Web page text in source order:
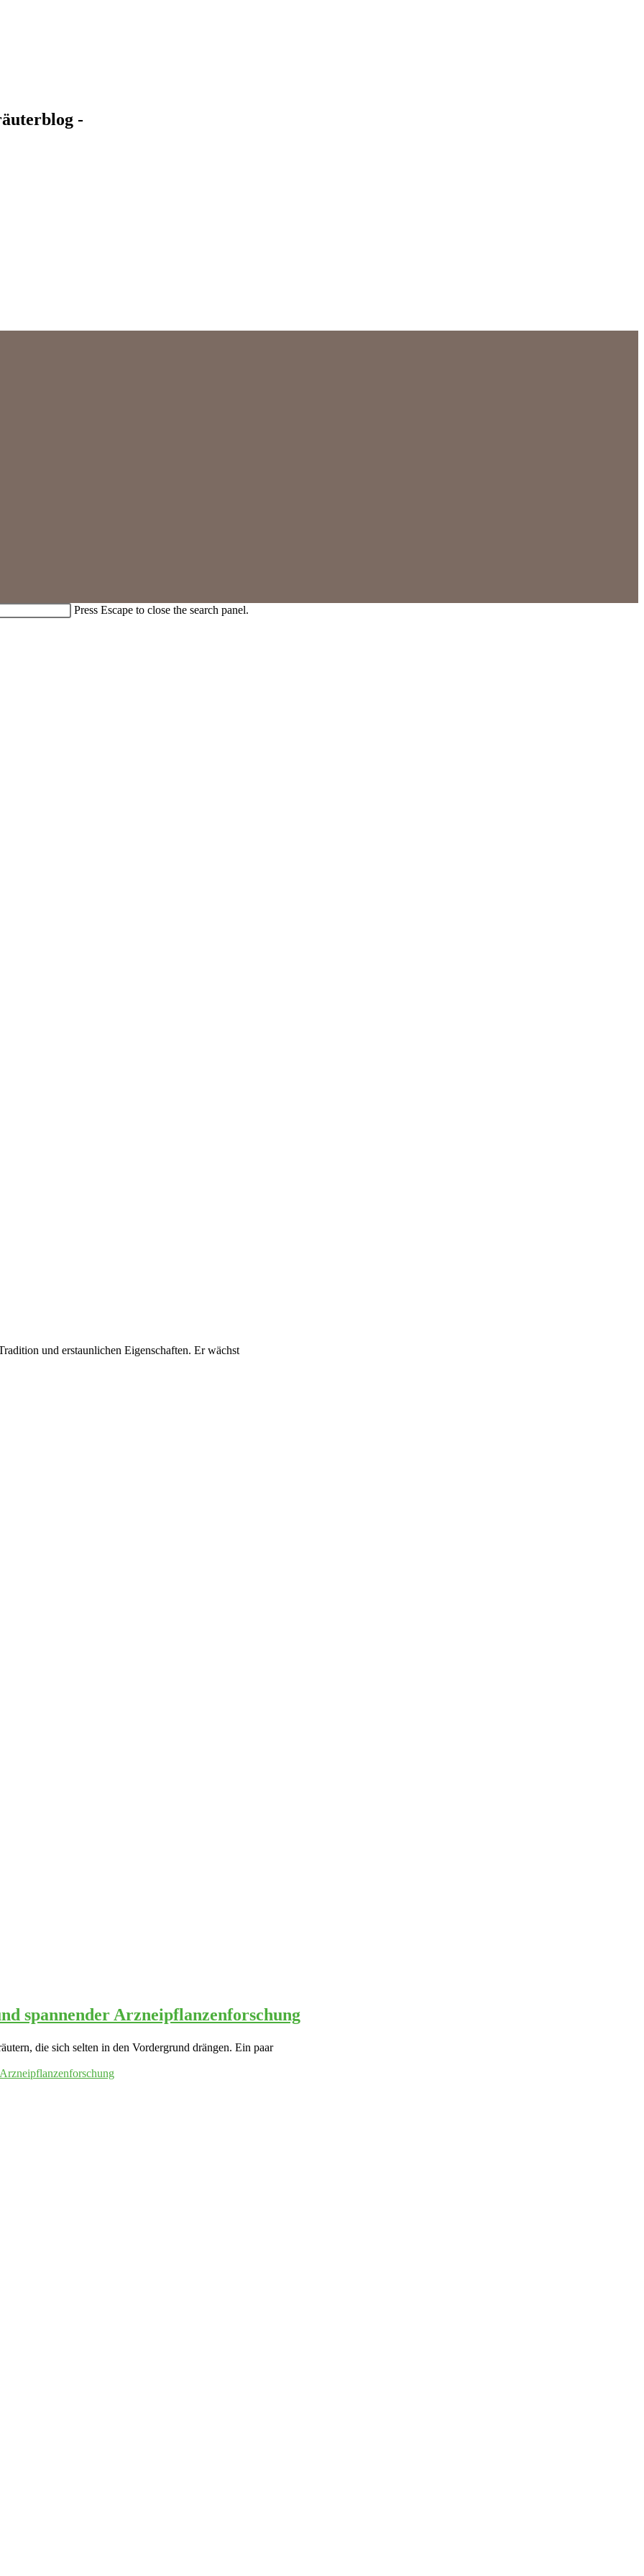
-
Press Escape to close the search panel.
und erstaunlichen Eigenschaften. Er wächst
spannender Arzneipflanzenforschung
die sich selten in den Vordergrund drängen. Ein paar